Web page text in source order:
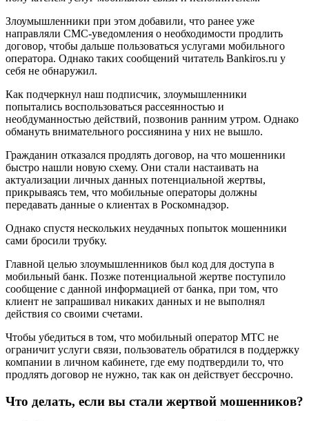
Злоумышленники при этом добавили, что ранее уже
направляли СМС-уведомления о необходимости продлить
договор, чтобы дальше пользоваться услугами мобильного
оператора. Однако таких сообщений читатель Bankiros.ru у
себя не обнаружил.
Как подчеркнул наш подписчик, злоумышленники
попытались воспользоваться рассеянностью и
необдуманностью действий, позвонив ранним утром. Однако
обмануть внимательного россиянина у них не вышло.
Гражданин отказался продлять договор, на что мошенники
быстро нашли новую схему. Они стали настаивать на
актуализации личных данных потенциальной жертвы,
прикрываясь тем, что мобильные операторы должны
передавать данные о клиентах в Роскомнадзор.
Однако спустя нескольких неудачных попыток мошенники
сами бросили трубку.
Главной целью злоумышленников был код для доступа в
мобильный банк. Позже потенциальной жертве поступило
сообщение с данной информацией от банка, при том, что
клиент не запрашивал никаких данных и не выполнял
действия со своими счетами.
Чтобы убедиться в том, что мобильный оператор МТС не
ограничит услуги связи, пользователь обратился в поддержку
компании в личном кабинете, где ему подтвердили то, что
продлять договор не нужно, так как он действует бессрочно.
Что делать, если вы стали жертвой мошенников?